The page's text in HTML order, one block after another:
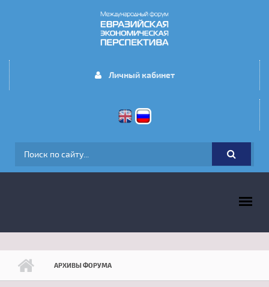
Личный кабинет
ФОРМА ПОИСКА
АРХИВЫ ФОРУМА